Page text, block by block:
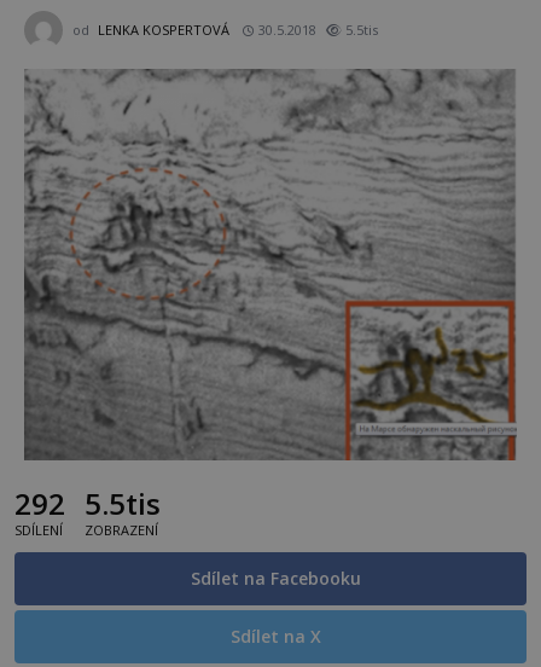
od LENKA KOSPERTOVÁ 30.5.2018 5.5tis
292
SDÍLENÍ
5.5tis
ZOBRAZENÍ
Sdílet na Facebooku
Sdílet na X